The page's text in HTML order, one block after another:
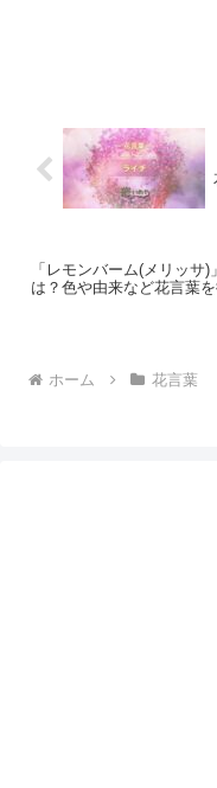
「レモンバーム(メリッサ)
は？色や由来など花言葉
ホーム 花言葉